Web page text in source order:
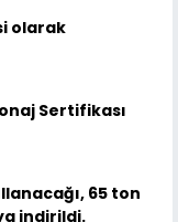
olarak
Sertifikası
65 ton
indirildi.